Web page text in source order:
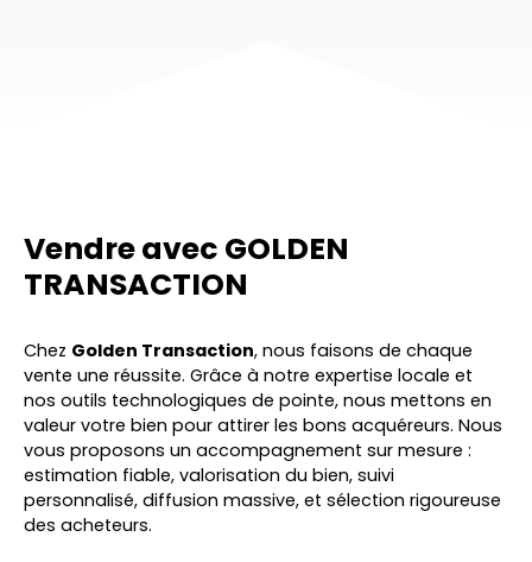
Vendre avec GOLDEN
TRANSACTION
Chez Golden Transaction, nous faisons de chaque
vente une réussite. Grâce à notre expertise locale et
nos outils technologiques de pointe, nous mettons en
valeur votre bien pour attirer les bons acquéreurs. Nous
vous proposons un accompagnement sur mesure :
estimation fiable, valorisation du bien, suivi
personnalisé, diffusion massive, et sélection rigoureuse
des acheteurs.